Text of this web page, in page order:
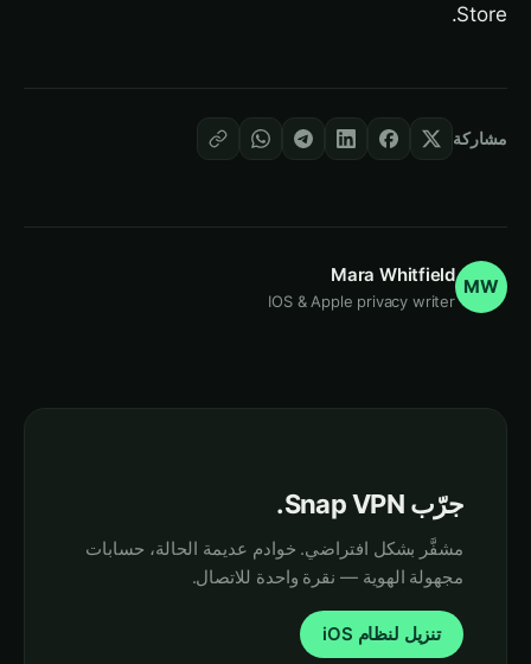
Store.
مشاركة
MW
Mara Whitfield
IOS & Apple privacy writer
جرّب Snap VPN.
مشفَّر بشكل افتراضي. خوادم عديمة الحالة، حسابات
مجهولة الهوية — نقرة واحدة للاتصال.
تنزيل لنظام iOS